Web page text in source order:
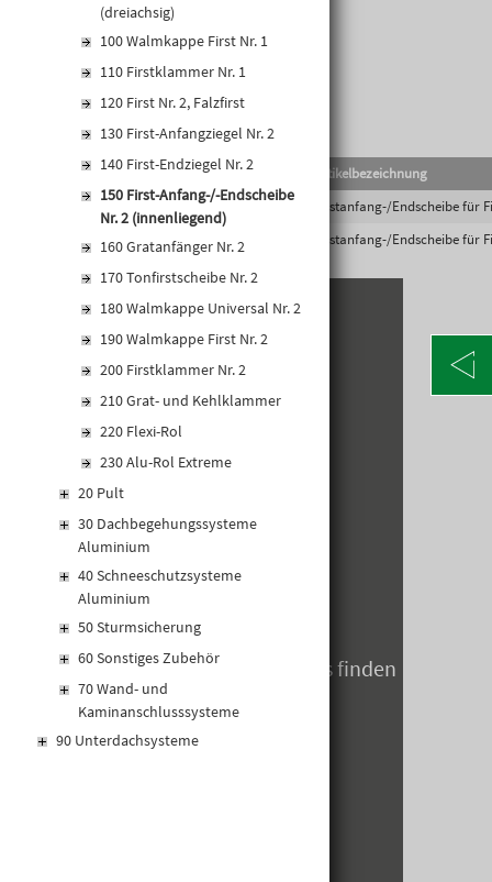
(dreiachsig)
100 Walmkappe First Nr. 1
110 Firstklammer Nr. 1
120 First Nr. 2, Falzfirst
130 First-Anfangziegel Nr. 2
140 First-Endziegel Nr. 2
150 First-Anfang-/-Endscheibe
Nr. 2 (innenliegend)
160 Gratanfänger Nr. 2
170 Tonfirstscheibe Nr. 2
180 Walmkappe Universal Nr. 2
190 Walmkappe First Nr. 2
200 Firstklammer Nr. 2
210 Grat- und Kehlklammer
220 Flexi-Rol
230 Alu-Rol Extreme
20 Pult
30 Dachbegehungssysteme
Aluminium
40 Schneeschutzsysteme
Aluminium
50 Sturmsicherung
60 Sonstiges Zubehör
70 Wand- und
Kaminanschlusssysteme
90 Unterdachsysteme
EAN-Code Lief.Art.Nr.
Artikelbezeichnung
Firstanfang-/Endscheibe für
4042351154694
13557770 Firstanfang-/Endscheibe für
KONTAKT
Alte Poststraße 171
A-8020 Graz
Telefon: +43 316 5971 0
info@kormann.at
ÖFFNUNGSZEITEN
MO-DO:
06:30 - 17:00 Uhr
06:30 - 14:00 Uhr
geschlossen
Öffnungszeiten zum Jahreswechsels finden
Sie hier